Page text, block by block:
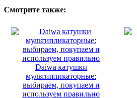
Смотрите также:
Daiwa катушки
мультипликаторные:
выбираем, покупаем и
используем правильно